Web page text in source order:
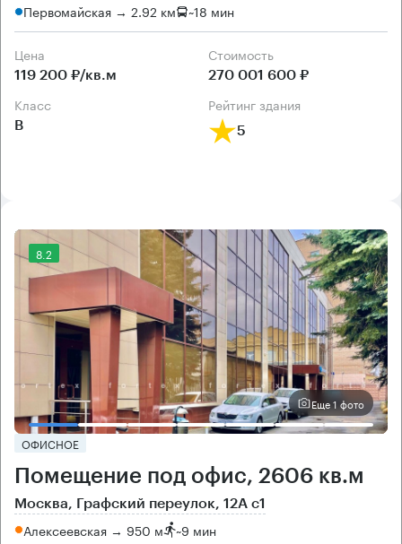
Первомайская → 2.92 км ~18 мин
Цена
119 200 ₽/кв.м
Cтоимость
270 001 600 ₽
класс
B
рейтинг здания
5
8.2
Еще 1 фото
ОФИСНОЕ
Помещение под офис, 2606 кв.м
Москва, Графский переулок, 12А с1
Алексеевская → 950 м ~9 мин